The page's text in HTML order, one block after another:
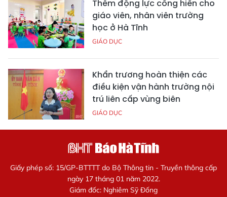
Thêm động lực cống hiến cho
giáo viên, nhân viên trường
học ở Hà Tĩnh
GIÁO DỤC
Khẩn trương hoàn thiện các
điều kiện vận hành trường nội
trú liên cấp vùng biên
GIÁO DỤC
Giấy phép số: 15/GP-BTTTT do Bộ Thông tin - Truyền thông cấp
ngày 17 tháng 01 năm 2022.
Giám đốc: Nghiêm Sỹ Đống